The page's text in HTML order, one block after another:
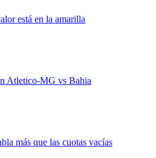
está en la amarilla
Atletico-MG vs Bahia
más que las cuotas vacías